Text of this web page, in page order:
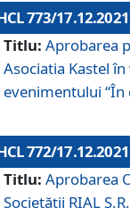
773/17.12.2021
Titlu: Aprobarea
Asociatia Kastel
evenimentului “În
772/17.12.2021
Titlu: Aprobarea
Societăţii RIAL